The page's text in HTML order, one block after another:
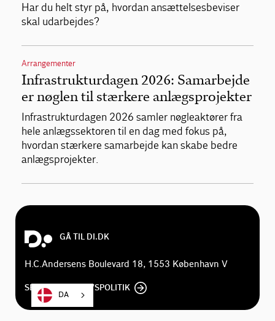
Har du helt styr på, hvordan ansættelsesbeviser
skal udarbejdes?
Arrangementer
Infrastrukturdagen 2026: Samarbejde
er nøglen til stærkere anlægsprojekter
Infrastrukturdagen 2026 samler nøgleaktører fra
hele anlægssektoren til en dag med fokus på,
hvordan stærkere samarbejde kan skabe bedre
anlægsprojekter.
GÅ TIL DI.DK
H.C.Andersens Boulevard 18, 1553 København V
SE DI'S PRIVATLIVSPOLITIK
DA